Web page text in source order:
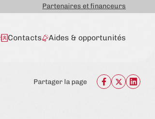
Partenaires et financeurs
Contacts Aides & opportunités
Partager la page